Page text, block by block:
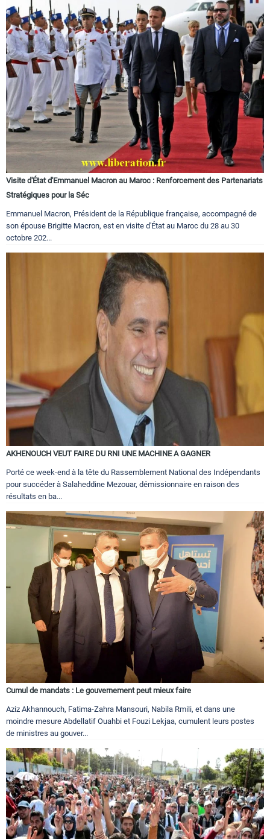
Visite d'État d'Emmanuel Macron au Maroc : Renforcement des Partenariats
Stratégiques pour la Séc
Emmanuel Macron, Président de la République française, accompagné de
son épouse Brigitte Macron, est en visite d'État au Maroc du 28 au 30
octobre 202...
AKHENOUCH VEUT FAIRE DU RNI UNE MACHINE A GAGNER
Porté ce week-end à la tête du Rassemblement National des Indépendants
pour succéder à Salaheddine Mezouar, démissionnaire en raison des
résultats en ba...
Cumul de mandats : Le gouvernement peut mieux faire
Aziz Akhannouch, Fatima-Zahra Mansouri, Nabila Rmili, et dans une
moindre mesure Abdellatif Ouahbi et Fouzi Lekjaa, cumulent leurs postes
de ministres au gouver...